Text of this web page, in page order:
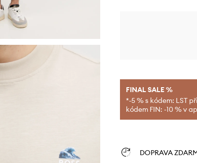
FINAL SALE %
*-5 % s kódem: LST
kódem FIN: -10 % v
DOPRAVA